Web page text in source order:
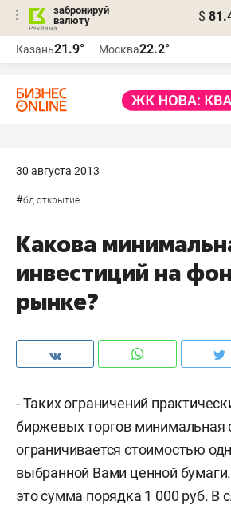
забронируй
валюту
$
Казань21.9° Москва22.2°
30 августа 2013
#бд открытие
Какова
инвестиций на
рынке?
- Таких ограничений
биржевых торгов минимальная
ограничивается стоимостью
выбранной Вами ценной
это сумма порядка 1 000 руб. В